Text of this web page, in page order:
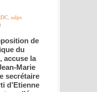
udps
de
du
accuse la
Marie
secrétaire
d’Etienne